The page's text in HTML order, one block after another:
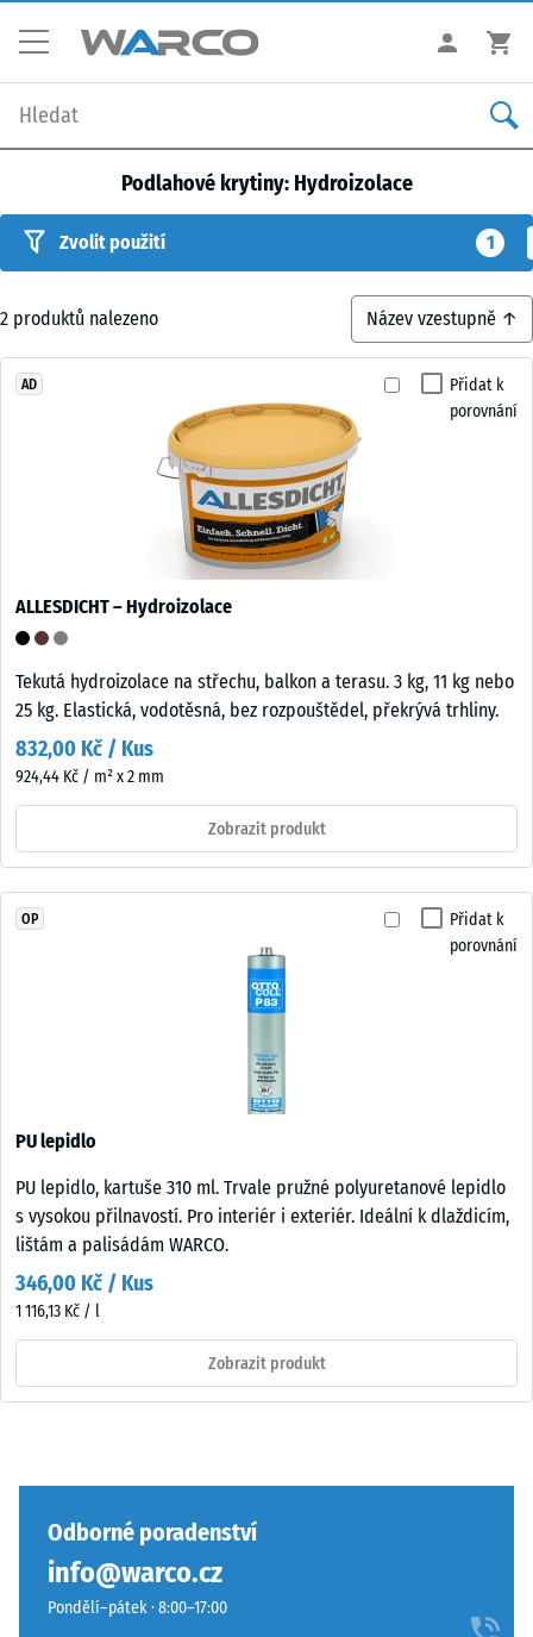
Podlahové krytiny: Hydroizolace
Zvolit použití 1
2 produktů nalezeno
Přidat k
porovnání
AD
ALLESDICHT – Hydroizolace
Tekutá hydroizolace na střechu, balkon a terasu. 3 kg, 11 kg nebo
25 kg. Elastická, vodotěsná, bez rozpouštědel, překrývá trhliny.
832,00 Kč / Kus
924,44 Kč / m² x 2 mm
Zobrazit produkt
Přidat k
porovnání
OP
PU lepidlo
PU lepidlo, kartuše 310 ml. Trvale pružné polyuretanové lepidlo
s vysokou přilnavostí. Pro interiér i exteriér. Ideální k dlaždicím,
lištám a palisádám WARCO.
346,00 Kč / Kus
1 116,13 Kč / l
Zobrazit produkt
Odborné poradenství
info@warco.cz
Pondělí–pátek · 8:00–17:00